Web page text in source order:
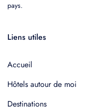
pays.
Liens utiles
Accueil
Hôtels autour de moi
Destinations